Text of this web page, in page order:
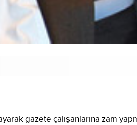
gazete çalışanlarına zam